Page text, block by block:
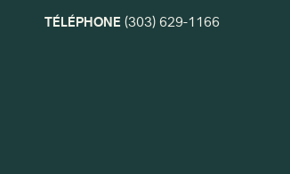
TÉLÉPHONE (303) 629-1166